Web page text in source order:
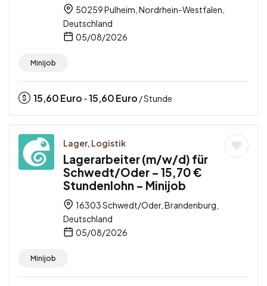
50259 Pulheim, Nordrhein-Westfalen,
Deutschland
05/08/2026
Minijob
15,60Euro -15,60Euro / Stunde
Lager, Logistik
Lagerarbeiter (m/w/d) für
Schwedt/Oder – 15,70 €
Stundenlohn – Minijob
16303 Schwedt/Oder, Brandenburg,
Deutschland
05/08/2026
Minijob